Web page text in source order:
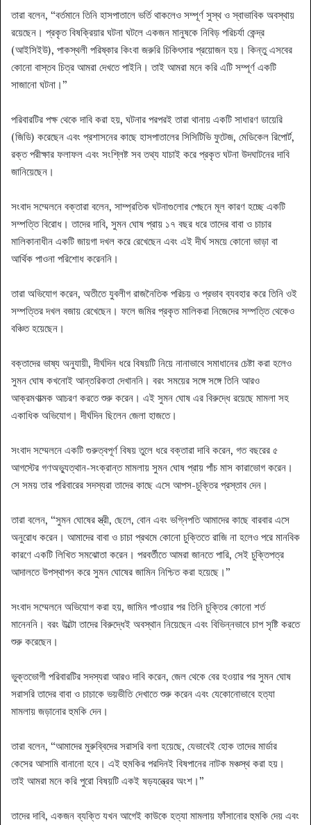
তারা বলেন, “বর্তমানে তিনি হাসপাতালে ভর্তি থাকলেও সম্পূর্ণ সুস্থ ও স্বাভাবিক অবস্থায়
রয়েছেন। প্রকৃত বিষক্রিয়ার ঘটনা ঘটলে একজন মানুষকে নিবিড় পরিচর্যা কেন্দ্র
(আইসিইউ), পাকস্থলী পরিষ্কার কিংবা জরুরি চিকিৎসার প্রয়োজন হয়। কিন্তু এসবের
কোনো বাস্তব চিত্র আমরা দেখতে পাইনি। তাই আমরা মনে করি এটি সম্পূর্ণ একটি
সাজানো ঘটনা।”
পরিবারটির পক্ষ থেকে দাবি করা হয়, ঘটনার পরপরই তারা থানায় একটি সাধারণ ডায়েরি
(জিডি) করেছেন এবং প্রশাসনের কাছে হাসপাতালের সিসিটিভি ফুটেজ, মেডিকেল রিপোর্ট,
রক্ত পরীক্ষার ফলাফল এবং সংশ্লিষ্ট সব তথ্য যাচাই করে প্রকৃত ঘটনা উদঘাটনের দাবি
জানিয়েছেন।
সংবাদ সম্মেলনে বক্তারা বলেন, সাম্প্রতিক ঘটনাগুলোর পেছনে মূল কারণ হচ্ছে একটি
সম্পত্তি বিরোধ। তাদের দাবি, সুমন ঘোষ প্রায় ১৭ বছর ধরে তাদের বাবা ও চাচার
মালিকানাধীন একটি জায়গা দখল করে রেখেছেন এবং এই দীর্ঘ সময়ে কোনো ভাড়া বা
আর্থিক পাওনা পরিশোধ করেননি।
তারা অভিযোগ করেন, অতীতে যুবলীগ রাজনৈতিক পরিচয় ও প্রভাব ব্যবহার করে তিনি ওই
সম্পত্তির দখল বজায় রেখেছেন। ফলে জমির প্রকৃত মালিকরা নিজেদের সম্পত্তি থেকেও
বঞ্চিত হয়েছেন।
বক্তাদের ভাষ্য অনুযায়ী, দীর্ঘদিন ধরে বিষয়টি নিয়ে নানাভাবে সমাধানের চেষ্টা করা হলেও
সুমন ঘোষ কখনোই আন্তরিকতা দেখাননি। বরং সময়ের সঙ্গে সঙ্গে তিনি আরও
আক্রমণাত্মক আচরণ করতে শুরু করেন। এই সুমন ঘোষ এর বিরুদ্ধে রয়েছে মামলা সহ
একাধিক অভিযোগ। দীর্ঘদিন ছিলেন জেলা হাজতে।
সংবাদ সম্মেলনে একটি গুরুত্বপূর্ণ বিষয় তুলে ধরে বক্তারা দাবি করেন, গত বছরের ৫
আগস্টের গণঅভ্যুত্থান-সংক্রান্ত মামলায় সুমন ঘোষ প্রায় পাঁচ মাস কারাভোগ করেন।
সে সময় তার পরিবারের সদস্যরা তাদের কাছে এসে আপস-চুক্তির প্রস্তাব দেন।
তারা বলেন, “সুমন ঘোষের স্ত্রী, ছেলে, বোন এবং ভগ্নিপতি আমাদের কাছে বারবার এসে
অনুরোধ করেন। আমাদের বাবা ও চাচা প্রথমে কোনো চুক্তিতে রাজি না হলেও পরে মানবিক
কারণে একটি লিখিত সমঝোতা করেন। পরবর্তীতে আমরা জানতে পারি, সেই চুক্তিপত্র
আদালতে উপস্থাপন করে সুমন ঘোষের জামিন নিশ্চিত করা হয়েছে।”
সংবাদ সম্মেলনে অভিযোগ করা হয়, জামিন পাওয়ার পর তিনি চুক্তির কোনো শর্ত
মানেননি। বরং উল্টো তাদের বিরুদ্ধেই অবস্থান নিয়েছেন এবং বিভিন্নভাবে চাপ সৃষ্টি করতে
শুরু করেছেন।
ভুক্তভোগী পরিবারটির সদস্যরা আরও দাবি করেন, জেল থেকে বের হওয়ার পর সুমন ঘোষ
সরাসরি তাদের বাবা ও চাচাকে ভয়ভীতি দেখাতে শুরু করেন এবং যেকোনোভাবে হত্যা
মামলায় জড়ানোর হুমকি দেন।
তারা বলেন, “আমাদের মুরুব্বিদের সরাসরি বলা হয়েছে, যেভাবেই হোক তাদের মার্ডার
কেসের আসামি বানানো হবে। এই হুমকির পরদিনই বিষপানের নাটক মঞ্চস্থ করা হয়।
তাই আমরা মনে করি পুরো বিষয়টি একই ষড়যন্ত্রের অংশ।”
তাদের দাবি, একজন ব্যক্তি যখন আগেই কাউকে হত্যা মামলায় ফাঁসানোর হুমকি দেয় এবং